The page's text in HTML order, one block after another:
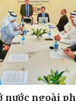
nước ngoài